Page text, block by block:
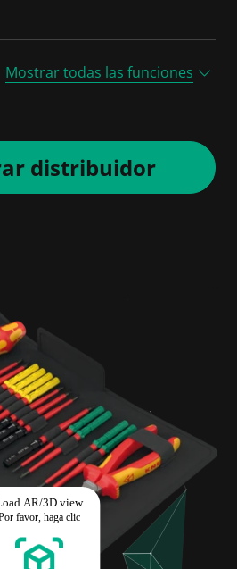
Mostrar todas las funciones
distribuidor